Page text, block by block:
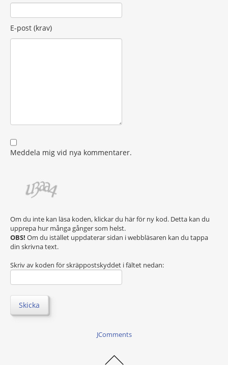
E-post (krav)
Meddela mig vid nya kommentarer.
Om du inte kan läsa koden, klickar du här för ny kod. Detta kan du
upprepa hur många gånger som helst.
OBS! Om du istället uppdaterar sidan i webbläsaren kan du tappa
din skrivna text.
Skriv av koden för skräppostskyddet i fältet nedan:
Skicka
JComments